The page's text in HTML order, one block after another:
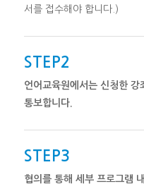
서를 접수해야 합니다.)
STEP2
언어교육원에서는 신청한 강
통보합니다.
STEP3
협의를 통해 세부 프로그램